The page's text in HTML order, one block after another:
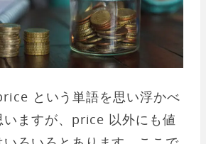
という単語を思い浮かべ
いますが、price 以外にも値